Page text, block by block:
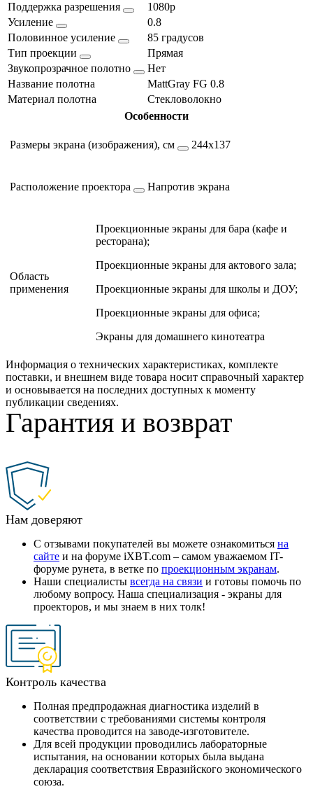
Поддержка разрешения
1080p
Усиление
0.8
Половинное усиление
85 градусов
Тип проекции
Прямая
Звукопрозрачное полотно
Нет
Название полотна
MattGray FG 0.8
Материал полотна
Стекловолокно
Особенности
Размеры экрана (изображения), см 244х137
Расположение проектора Напротив экрана
Область
применения
Проекционные экраны для бара (кафе и
ресторана);
Проекционные экраны для актового зала;
Проекционные экраны для школы и ДОУ;
Проекционные экраны для офиса;
Экраны для домашнего кинотеатра
Информация о технических характеристиках, комплекте
поставки, и внешнем виде товара носит справочный характер
и основывается на последних доступных к моменту
публикации сведениях.
Гарантия и возврат
Нам доверяют
С отзывами покупателей вы можете ознакомиться на
сайте и на форуме iXBT.com – самом уважаемом IT-
форуме рунета, в ветке по проекционным экранам.
Наши специалисты всегда на связи и готовы помочь по
любому вопросу. Наша специализация - экраны для
проекторов, и мы знаем в них толк!
Контроль качества
Полная предпродажная диагностика изделий в
соответствии с требованиями системы контроля
качества проводится на заводе-изготовителе.
Для всей продукции проводились лабораторные
испытания, на основании которых была выдана
декларация соответствия Евразийского экономического
союза.